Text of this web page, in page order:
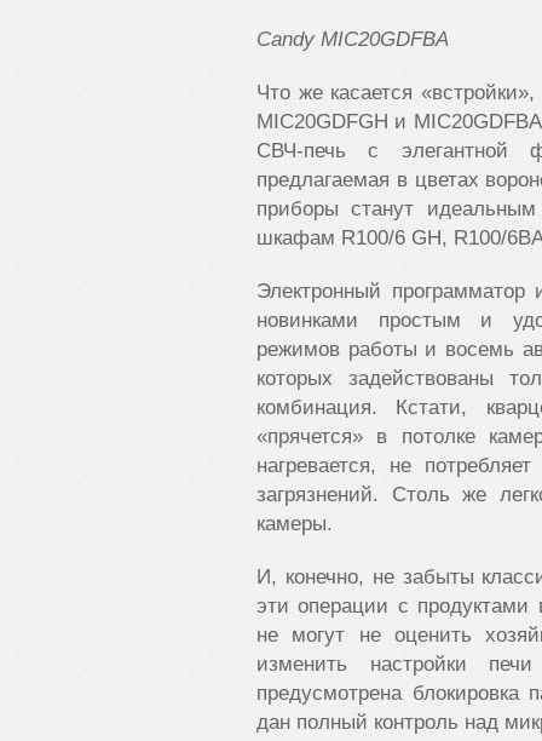
Candy MIC20GDFBA
Что же касается
MIC20GDFGH и
СВЧ-печь с элегантной
предлагаемая в цветах
приборы станут
шкафам R100/6 GH, R100/
Электронный
новинками простым и
режимов работы и восемь
которых задействованы
комбинация. Кстати,
«прячется» в потолке
нагревается, не
загрязнений. Столь же
камеры.
И, конечно, не забыты
эти операции с
не могут не оценить
изменить настройки
предусмотрена
дан полный контроль над